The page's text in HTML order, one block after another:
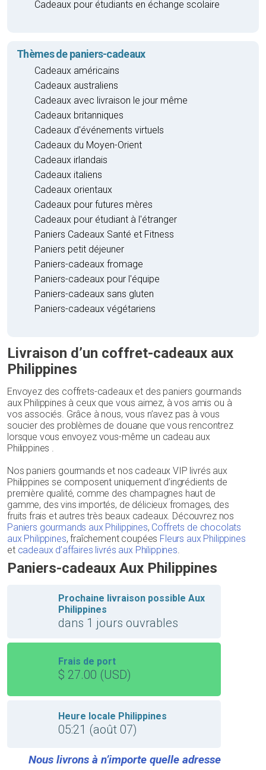
Cadeaux pour étudiants en échange scolaire
Thèmes de paniers-cadeaux
Cadeaux américains
Cadeaux australiens
Cadeaux avec livraison le jour même
Cadeaux britanniques
Cadeaux d'événements virtuels
Cadeaux du Moyen-Orient
Cadeaux irlandais
Cadeaux italiens
Cadeaux orientaux
Cadeaux pour futures mères
Cadeaux pour étudiant à l'étranger
Paniers Cadeaux Santé et Fitness
Paniers petit déjeuner
Paniers-cadeaux fromage
Paniers-cadeaux pour l'équipe
Paniers-cadeaux sans gluten
Paniers-cadeaux végétariens
Livraison d’un coffret-cadeaux aux
Philippines
Envoyez des coffrets-cadeaux et des paniers gourmands
aux Philippines à ceux que vous aimez, à vos amis ou à
vos associés. Grâce à nous, vous n’avez pas à vous
soucier des problèmes de douane que vous rencontrez
lorsque vous envoyez vous-même un cadeau aux
Philippines .
Nos paniers gourmands et nos cadeaux VIP livrés aux
Philippines se composent uniquement d’ingrédients de
première qualité, comme des champagnes haut de
gamme, des vins importés, de délicieux fromages, des
fruits frais et autres très beaux cadeaux. Découvrez nos
Paniers gourmands aux Philippines, Coffrets de chocolats
aux Philippines, fraîchement coupées Fleurs aux Philippines
et cadeaux d’affaires livrés aux Philippines.
Paniers-cadeaux Aux Philippines
Prochaine livraison possible Aux
Philippines
dans 1 jours ouvrables
Frais de port
$ 27.00 (USD)
Heure locale Philippines
05:21 (août 07)
Nous livrons à n’importe quelle adresse